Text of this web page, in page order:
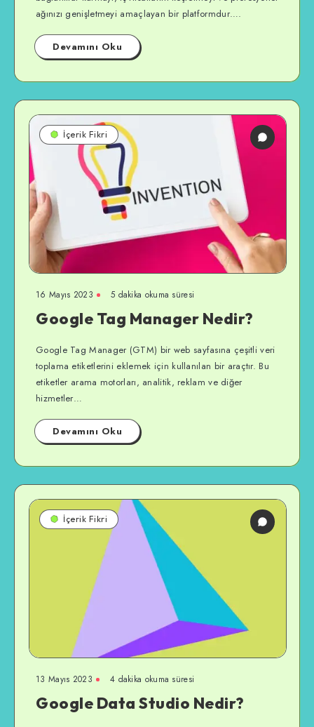
ağınızı genişletmeyi amaçlayan bir platformdur….
Devamını Oku
İçerik Fikri
16 Mayıs 2023 5 dakika okuma süresi
Google Tag Manager Nedir?
Google Tag Manager (GTM) bir web sayfasına çeşitli veri
toplama etiketlerini eklemek için kullanılan bir araçtır. Bu
etiketler arama motorları, analitik, reklam ve diğer
hizmetler…
Devamını Oku
İçerik Fikri
13 Mayıs 2023 4 dakika okuma süresi
Google Data Studio Nedir?